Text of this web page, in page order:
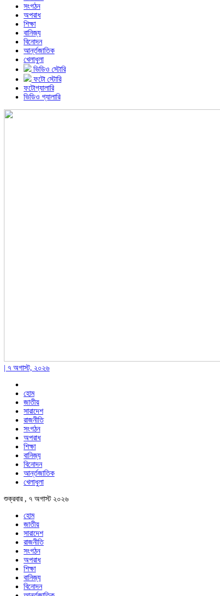
সংগঠন
অপরাধ
শিক্ষা
বানিজ্য
বিনোদন
আর্ন্তজাতিক
খেলাধুলা
ভিডিও স্টোরি
ফটো স্টোরি
ফটোগ্যালারি
ভিডিও গ্যালারি
| ৭ অগাস্ট, ২০২৬
হোম
জাতীয়
সারাদেশ
রাজনীতি
সংগঠন
অপরাধ
শিক্ষা
বানিজ্য
বিনোদন
আর্ন্তজাতিক
খেলাধুলা
শুক্রবার , ৭ অগাস্ট ২০২৬
হোম
জাতীয়
সারাদেশ
রাজনীতি
সংগঠন
অপরাধ
শিক্ষা
বানিজ্য
বিনোদন